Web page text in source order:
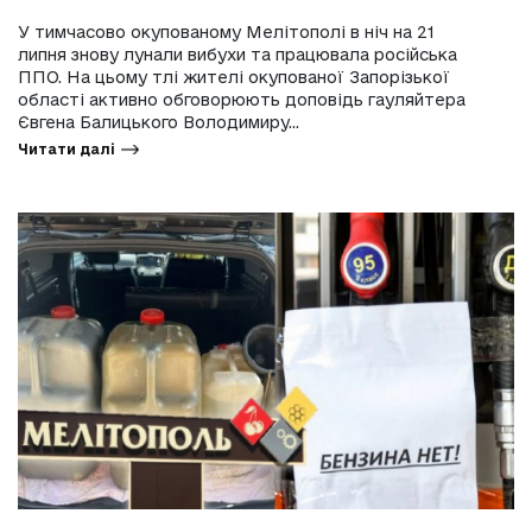
У тимчасово окупованому Мелітополі в ніч на 21
липня знову лунали вибухи та працювала російська
ППО. На цьому тлі жителі окупованої Запорізької
області активно обговорюють доповідь гауляйтера
Євгена Балицького Володимиру...
Читати далі